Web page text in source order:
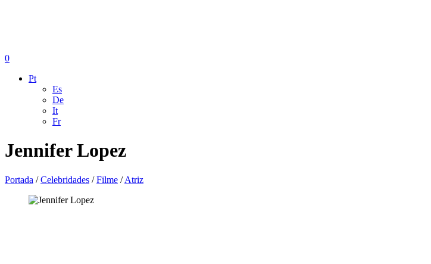
0
Pt
Es
De
It
Fr
Jennifer Lopez
Portada /Celebridades /Filme /Atriz